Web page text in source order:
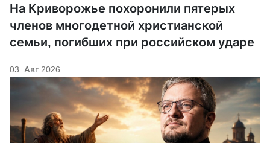
На Криворожье похоронили пятерых
членов многодетной христианской
семьи, погибших при российском ударе
03. Авг 2026